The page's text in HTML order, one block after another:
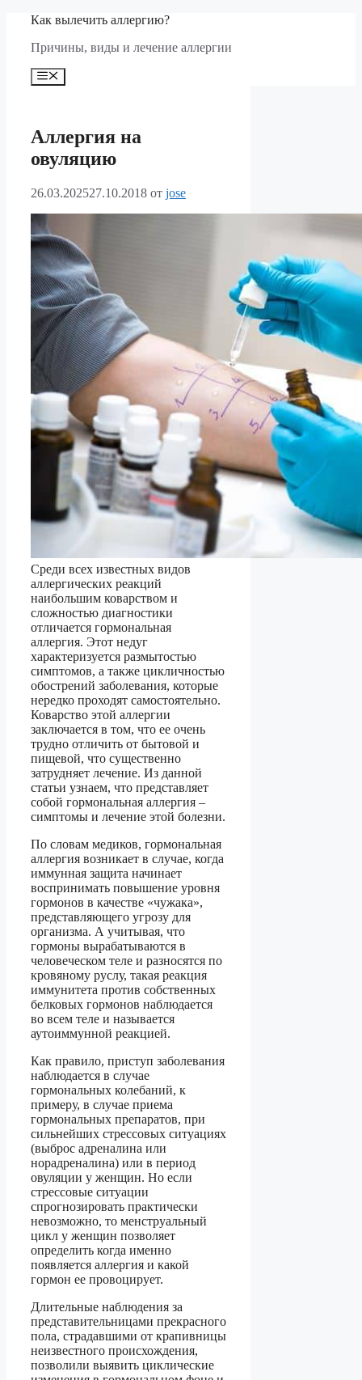
Перейти
содержимому
Как вылечить аллергию?
Причины, виды и лечение аллергии
Меню
Аллергия на
овуляцию
26.03.202527.10.2018 от jose
Среди всех известных видов
аллергических реакций
наибольшим коварством и
сложностью диагностики
отличается гормональная
аллергия. Этот недуг
характеризуется размытостью
симптомов, а также цикличностью
обострений заболевания, которые
нередко проходят самостоятельно.
Коварство этой аллергии
заключается в том, что ее очень
трудно отличить от бытовой и
пищевой, что существенно
затрудняет лечение. Из данной
статьи узнаем, что представляет
собой гормональная аллергия –
симптомы и лечение этой болезни.
По словам медиков, гормональная
аллергия возникает в случае, когда
иммунная защита начинает
воспринимать повышение уровня
гормонов в качестве «чужака»,
представляющего угрозу для
организма. А учитывая, что
гормоны вырабатываются в
человеческом теле и разносятся по
кровяному руслу, такая реакция
иммунитета против собственных
белковых гормонов наблюдается
во всем теле и называется
аутоиммунной реакцией.
Как правило, приступ заболевания
наблюдается в случае
гормональных колебаний, к
примеру, в случае приема
гормональных препаратов, при
сильнейших стрессовых ситуациях
(выброс адреналина или
норадреналина) или в период
овуляции у женщин. Но если
стрессовые ситуации
спрогнозировать практически
невозможно, то менструальный
цикл у женщин позволяет
определить когда именно
появляется аллергия и какой
гормон ее провоцирует.
Длительные наблюдения за
представительницами прекрасного
пола, страдавшими от крапивницы
неизвестного происхождения,
позволили выявить циклические